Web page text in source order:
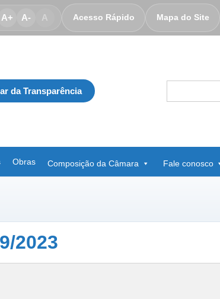
A+ A- A Acesso Rápido Mapa do Site
da Transparência
for:
Obras Composição da Câmara Fale conosco
2023